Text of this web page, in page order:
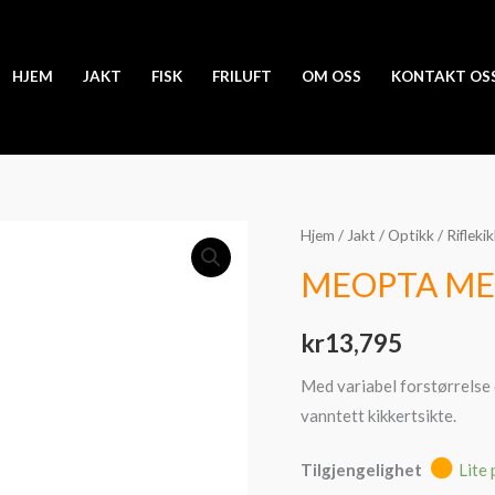
HJEM JAKT FISK FRILUFT OM OSS KONTAKT
Hjem / Jakt /Optikk/
MEOPTA
kr13,795
Med variabel forstørrelse
vanntett kikkertsikte.
Tilgjengelighet Lite
MEOPTA
R1r
12x56
ret
4K